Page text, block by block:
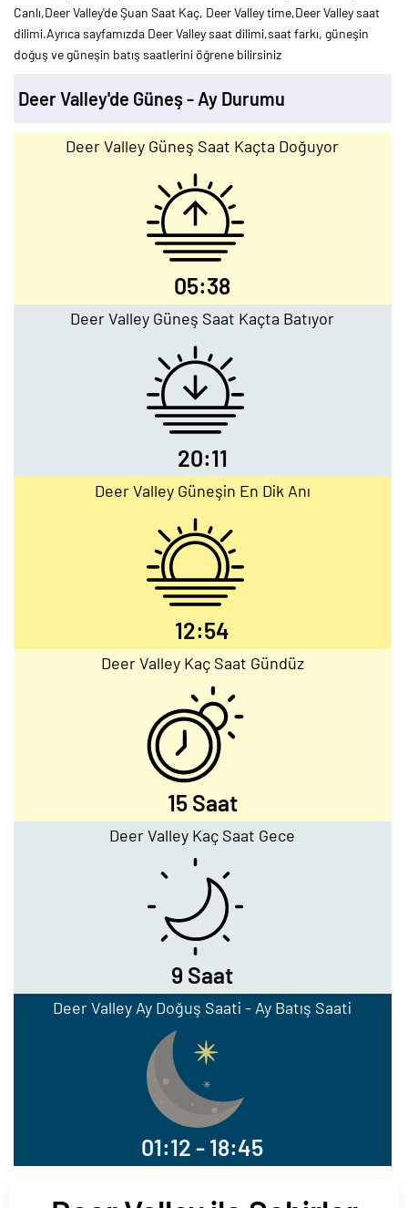
Canlı,Deer Valley'de Şuan Saat Kaç, Deer Valley time,Deer Valley saat
dilimi.Ayrıca sayfamızda Deer Valley saat dilimi,saat farkı, güneşin
doğuş ve güneşin batış saatlerini öğrene bilirsiniz
Deer Valley'de Güneş - Ay Durumu
Deer Valley Güneş Saat Kaçta Doğuyor
05:38
Deer Valley Güneş Saat Kaçta Batıyor
20:11
Deer Valley Güneşin En Dik Anı
12:54
Deer Valley Kaç Saat Gündüz
15 Saat
Deer Valley Kaç Saat Gece
9 Saat
Deer Valley Ay Doğuş Saati - Ay Batış Saati
01:12 - 18:45